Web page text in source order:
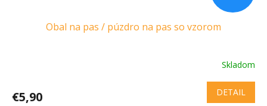
Obal na pas / púzdro na pas so vzorom
Skladom
€5,90 DETAIL